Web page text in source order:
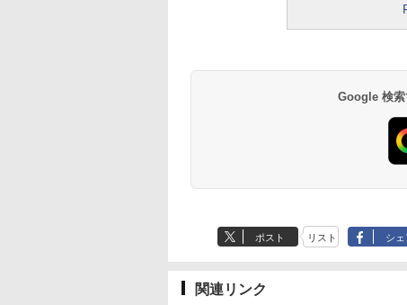
Google 検索
ポスト リスト シェ
関連リンク